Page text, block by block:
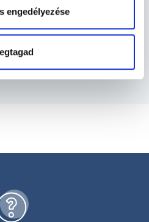
engedélyezése
orvosok